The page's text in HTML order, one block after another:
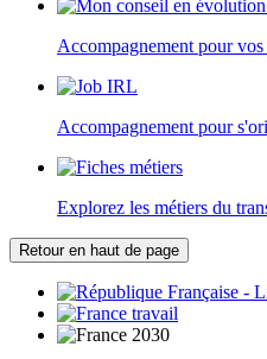
Accompagnement pour
Accompagnement pour
Explorez les métiers du
Retour en haut de page